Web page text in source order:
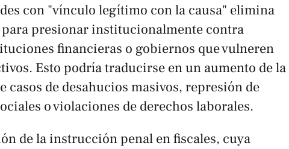
con "vínculo legítimo con la causa" elimina
presionar institucionalmente contra
financieras o gobiernos que vulneren
Esto podría traducirse en un aumento de la
casos de desahucios masivos, represión de
o violaciones de derechos laborales.
de la instrucción penal en fiscales, cuya